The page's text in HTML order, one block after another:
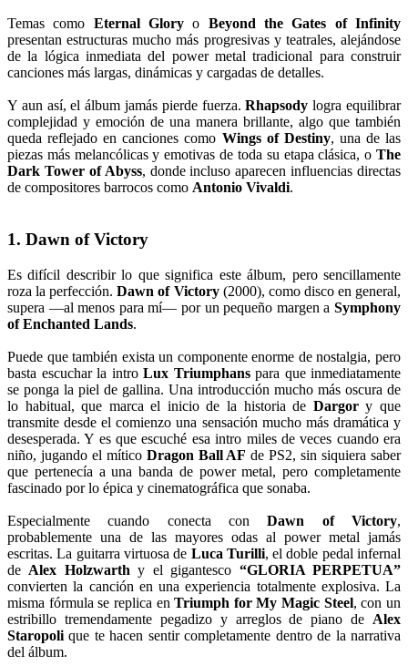
Temas como Eternal Glory o Beyond the Gates of Infinity
presentan estructuras mucho más progresivas y teatrales, alejándose
de la lógica inmediata del power metal tradicional para construir
canciones más largas, dinámicas y cargadas de detalles.
Y aun así, el álbum jamás pierde fuerza.Rhapsodylogra equilibrar
complejidad y emoción de una manera brillante, algo que también
queda reflejado en canciones como Wings of Destiny, una de las
piezas más melancólicas y emotivas de toda su etapa clásica, o The
Dark Tower of Abyss, donde incluso aparecen influencias directas
de compositores barrocos como Antonio Vivaldi.
1. Dawn of Victory
Es difícil describir lo que significa este álbum, pero sencillamente
roza la perfección.Dawn of Victory(2000), como disco en general,
supera —al menos para mí— por un pequeño margen a Symphony
of Enchanted Lands.
Puede que también exista un componente enorme de nostalgia, pero
basta escuchar la intro Lux Triumphanspara que inmediatamente
se ponga la piel de gallina. Una introducción mucho más oscura de
lo habitual, que marca el inicio de la historia de Dargory que
transmite desde el comienzo una sensación mucho más dramática y
desesperada. Y es que escuché esa intro miles de veces cuando era
niño, jugando el mítico Dragon Ball AF de PS2, sin siquiera saber
que pertenecía a una banda de power metal, pero completamente
fascinado por lo épica y cinematográfica que sonaba.
Especialmente cuando conecta conDawn of Victory,
probablemente una de las mayores odas al power metal jamás
escritas. La guitarra virtuosa de Luca Turilli, el doble pedal infernal
de Alex Holzwarth y el gigantesco “GLORIA PERPETUA”
convierten la canción en una experiencia totalmente explosiva. La
misma fórmula se replica enTriumph for My Magic Steel, con un
estribillo tremendamente pegadizo y arreglos de piano de Alex
Staropoli que te hacen sentir completamente dentro de la narrativa
del álbum.